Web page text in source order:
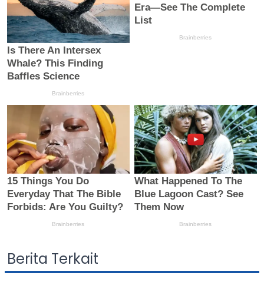
Berita Terkait